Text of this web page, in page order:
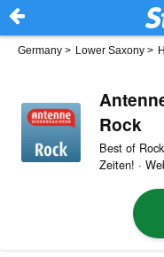
Germany > Lower Saxony >
Rock
Best of
Zeiten! ·